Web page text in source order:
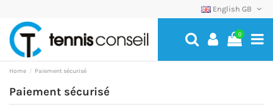
English GB
0
Home Paiement sécurisé
Paiement sécurisé